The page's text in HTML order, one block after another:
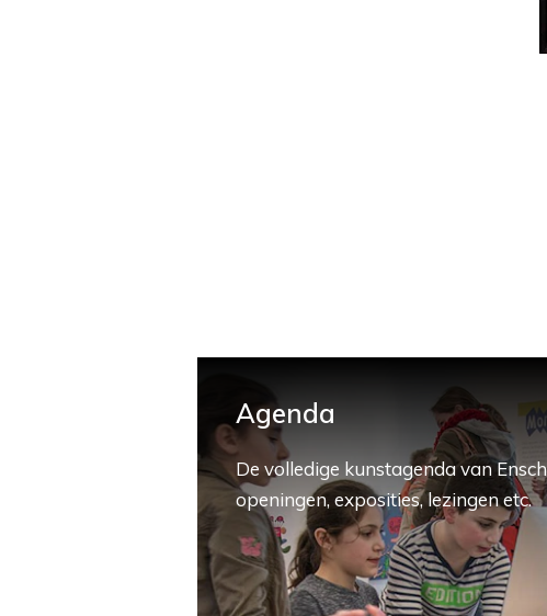
Agenda
De volledige kunstagenda van
openingen, exposities, lezingen etc.